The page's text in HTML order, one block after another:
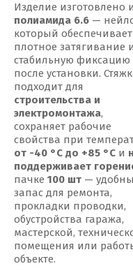
Изделие изготовлено
полиамида 6.6 —
который обеспечивает
плотное затягивание и
стабильную фиксацию
после установки.
подходит для
строительства и
электромонтажа,
сохраняет рабочие
свойства при
от -40 °С до +85 °С и
поддерживает
пачке 100 шт —
запас для ремонта,
прокладки проводки,
обустройства гаража,
мастерской,
помещения или
объекте.